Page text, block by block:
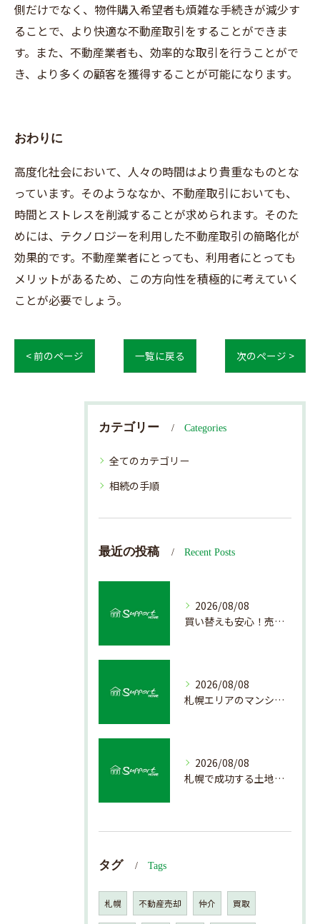
側だけでなく、物件購入希望者も煩雑な手続きが減少す
ることで、より快適な不動産取引をすることができま
す。また、不動産業者も、効率的な取引を行うことがで
き、より多くの顧客を獲得することが可能になります。
おわりに
高度化社会において、人々の時間はより貴重なものとな
っています。そのようななか、不動産取引においても、
時間とストレスを削減することが求められます。そのた
めには、テクノロジーを利用した不動産取引の簡略化が
効果的です。不動産業者にとっても、利用者にとっても
メリットがあるため、この方向性を積極的に考えていく
ことが必要でしょう。
< 前のページ 一覧に戻る 次のページ >
カテゴリー Categories
全てのカテゴリー
相続の手順
最近の投稿 Recent Posts
2026/08/08
買い替えも安心！売却プロセスの簡略化方法
2026/08/08
札幌エリアのマンション売却で失敗しない査定の秘訣
2026/08/08
札幌で成功する土地活用の基礎知識
タグ Tags
札幌 不動産売却 仲介 買取